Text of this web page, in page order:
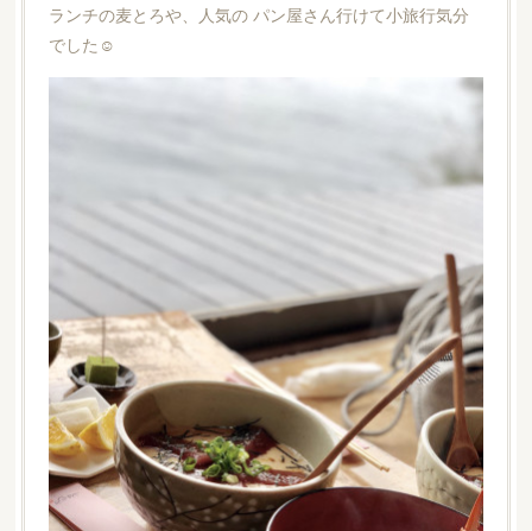
ランチの麦とろや、人気の パン屋さん行けて小旅行気分
でした☺︎